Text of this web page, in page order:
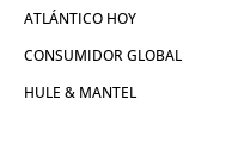
ATLÁNTICO HOY
CONSUMIDOR GLOBAL
HULE & MANTEL